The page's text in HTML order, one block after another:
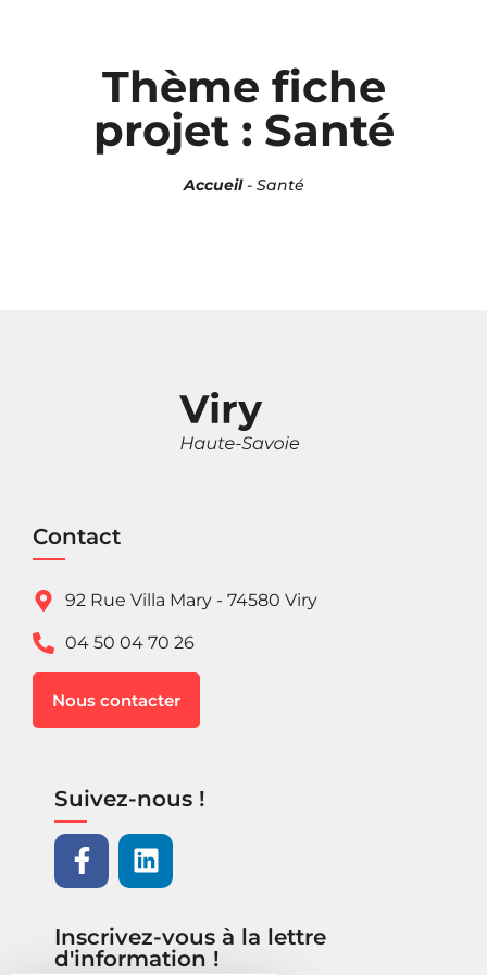
Thème fiche
projet : Santé
Accueil- Santé
Contact
92 Rue Villa Mary - 74580 Viry
04 50 04 70 26
Nous contacter
Suivez-nous !
Inscrivez-vous à la lettre
d'information !